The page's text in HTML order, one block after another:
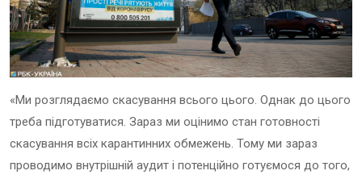
«Ми розглядаємо скасування всього цього. Однак до цього
треба підготуватися. Зараз ми оцінимо стан готовності
скасування всіх карантинних обмежень. Тому ми зараз
проводимо внутрішній аудит і потенційно готуємося до того,